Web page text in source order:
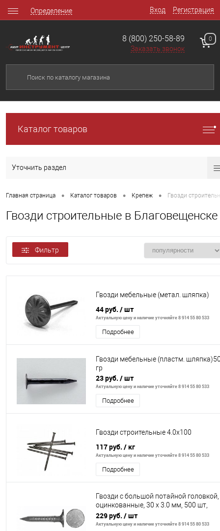
Вход Регистрация
Определение
8 (800) 250-58-89
Заказать звонок
0
Каталог товаров
Уточнить раздел
Главная страница • Каталог товаров • Крепеж • Гвозди
Гвозди строительные в Благовещенске
Фильтр
Гвозди мебельные (метал. шляпка)
44 руб. / шт
Актуальную цену и наличие уточняйте 8 914 55 80 533
Подробнее
Гвозди мебельные (пластм.
гр
23 руб. / шт
Актуальную цену и наличие уточняйте 8 914 55 80 533
Подробнее
Гвозди строительные 4.0х100
117 руб. / кг
Актуальную цену и наличие уточняйте 8 914 55 80 533
Подробнее
Гвозди с большой потайной головкой,
оцинкованные, 30 х 3.0 мм, 500 шт,
ЗУБР
229 руб. / шт
Актуальную цену и наличие уточняйте 8 914 55 80 533